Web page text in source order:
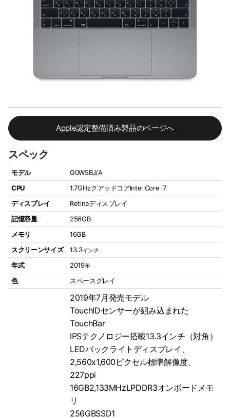
Apple認定整備済み製品のページへ
スペック
モデル
G0W5BJ/A
CPU
1.7GHzクアッドコアIntel Core i7
ディスプレイ
Retinaディスプレイ
記憶容量
256GB
メモリ
16GB
スクリーンサイズ
13.3インチ
年式 2019年
色 スペースグレイ
2019年7月発売モデル
TouchIDセンサーが組み込まれた
TouchBar
IPSテクノロジー搭載13.3インチ（対角）
LEDバックライトディスプレイ、
2,560x1,600ピクセル標準解像度、
227ppi
16GB2,133MHzLPDDR3オンボードメモ
リ
256GBSSD1